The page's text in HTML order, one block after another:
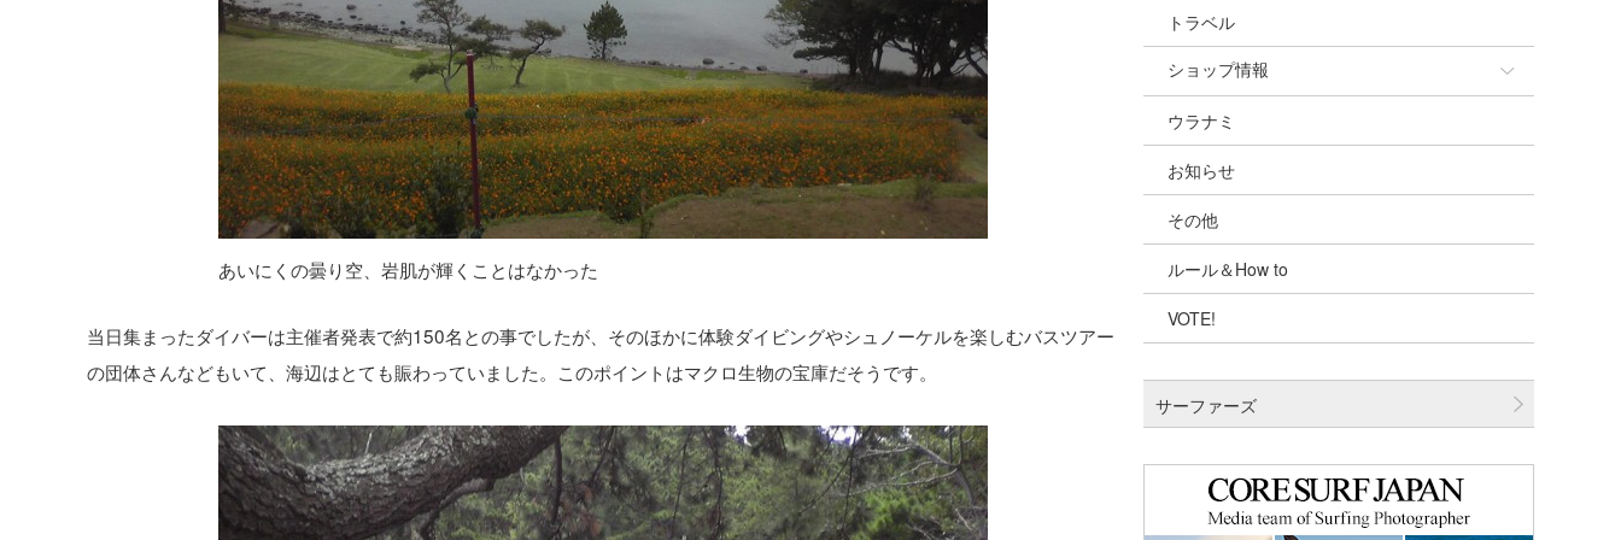
あいにくの曇り空、岩肌が輝くことはなかった
当日集まったダイバーは主催者発表で約150名との事でしたが、そのほかに体験ダイビングやシュノーケルを楽しむバスツアー
の団体さんなどもいて、海辺はとても賑わっていました。このポイントはマクロ生物の宝庫だそうです。
トラベル
ショップ情報
ショップ情報
湘南
千葉北
伊豆
千葉南
四国
沖縄
ウラナミ
お知らせ
その他
ルール＆How to
VOTE!
サーファーズ